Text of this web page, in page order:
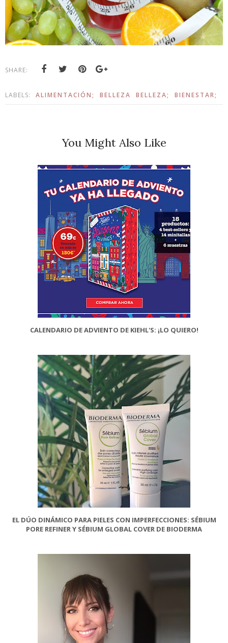
SHARE:
LABELS: ALIMENTACIÓN; BELLEZA BELLEZA; BIENESTAR;
You Might Also Like
CALENDARIO DE ADVIENTO DE KIEHL'S: ¡LO QUIERO!
EL DÚO DINÁMICO PARA PIELES CON IMPERFECCIONES: SÉBIUM
PORE REFINER Y SÉBIUM GLOBAL COVER DE BIODERMA